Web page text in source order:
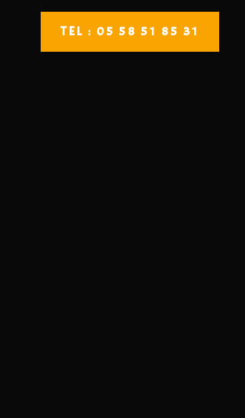
TEL : 05 58 51 85 31